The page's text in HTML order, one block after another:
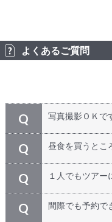
よくあるご質問
Q 写真撮影ＯＫで
A
ボーイング工場
が一切禁止さ
で、思う存分撮
ター内展示場に
送ってもらえる
Q 昼食を買うとこ
A
はい、ボーイ
リア、または
Q １人でもツアー
A
当ツアーの最小
の料金をお支
Q 間際でも予約で